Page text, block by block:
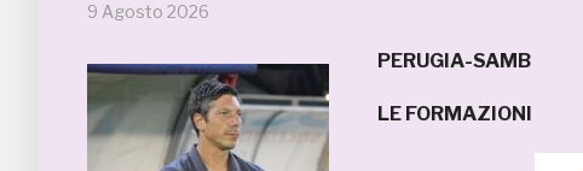
9 Agosto 2026
PERUGIA-SAMB
LE FORMAZIONI